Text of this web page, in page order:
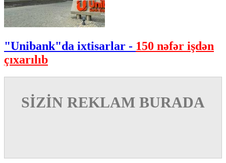
"Unibank"da ixtisarlar - 150 nəfər işdən
çıxarılıb
SİZİN REKLAM BURADA